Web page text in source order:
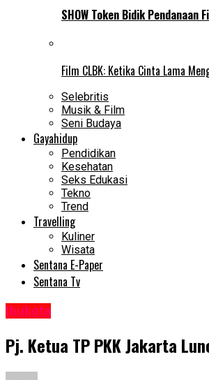
SHOW Token Bidik
Film CLBK: Ketika Cinta Lama
Selebritis
Musik & Film
Seni Budaya
Gayahidup
Pendidikan
Kesehatan
Seks Edukasi
Tekno
Trend
Travelling
Kuliner
Wisata
Sentana E-Paper
Sentana Tv
Ibukota
Pj. Ketua TP PKK Jakarta